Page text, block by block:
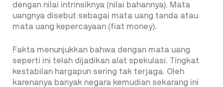
dengan nilai intrinsiknya (nilai bahannya). Mata
uangnya disebut sebagai mata uang tanda atau
mata uang kepercayaan (fiat money).
Fakta menunjukkan bahwa dengan mata uang
seperti ini telah dijadikan alat spekulasi. Tingkat
kestabilan hargapun sering tak terjaga. Oleh
karenanya banyak negara kemudian sekarang ini